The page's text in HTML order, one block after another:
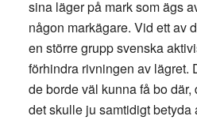
sina läger på mark som ägs
någon markägare. Vid ett av
en större grupp svenska
förhindra rivningen av lägret.
de borde väl kunna få bo
det skulle ju samtidigt betyda